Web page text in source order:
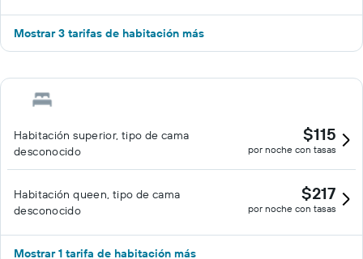
Mostrar 3 tarifas de habitación más
Habitación superior, tipo de cama
desconocido
$115
por noche con tasas
Habitación queen, tipo de cama
desconocido
$217
por noche con tasas
Mostrar 1 tarifa de habitación más